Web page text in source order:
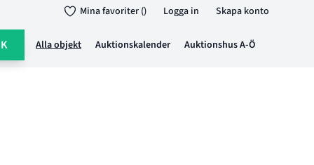
Mina favoriter () Logga in Skapa konto
Alla objekt Auktionskalender Auktionshus A-Ö